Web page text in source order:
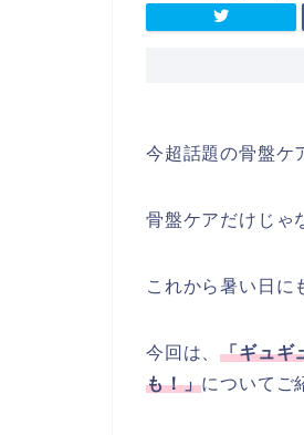
今超話題の骨盤ケ
骨盤ケアだけじゃ
これから暑い日に
今回は、「ギュギ
も！」についてご